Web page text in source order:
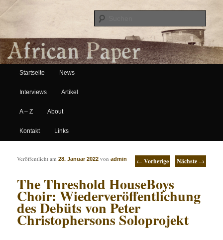
African Paper
Hauptmenü
Zum Inhalt wechseln
Zum sekundären Inhalt wechseln
Startseite News
Interviews Artikel
A – Z About
Kontakt Links
Artikelnavigation ← Vorherige Nächste →
The Threshold HouseBoys
Choir: Wiederveröffentlichung
des Debüts von Peter
Christophersons Soloprojekt
Veröffentlicht am28. Januar 2022 vonadmin